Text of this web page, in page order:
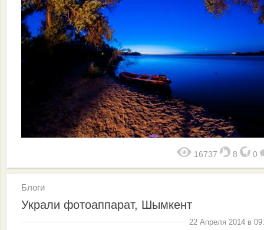
16737 8 0
Блоги
Украли фотоаппарат, Шымкент
22 Апреля 2014 в